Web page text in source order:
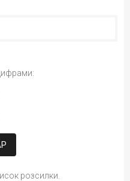
розсилки.